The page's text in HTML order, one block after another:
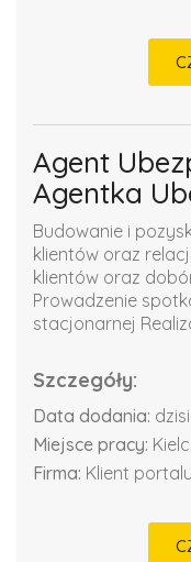
Agent
Agentka
Budowanie i
klientów oraz
klientów oraz
Prowadzenie
stacjonarnej
Szczegóły:
Data dodania:
Miejsce pracy:
Firma: Klient